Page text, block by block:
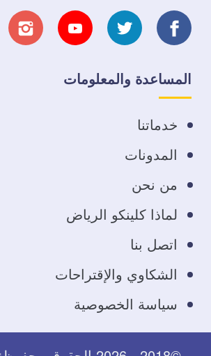
تابعنا
على
فيسبوك
تابعنا
على
تابعنا تابعنا
المساعدة والمعلومات
خدماتنا
المدونات
من نحن
لماذا كلينكو الرياض
اتصل بنا
الشكاوي والإقتراحات
سياسة الخصوصية